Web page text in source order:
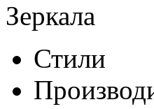
Зеркала
Стили